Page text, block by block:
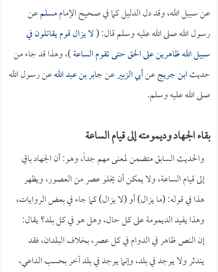
عن سبيل الله، وقد دل الدليل كما في صحيح الإماممسلمعن
رسول الله صلى الله عليه وسلم قال: (لا يزال قوم يقاتلون في
سبيل الله ظاهرين على الحق حتى تقوم الساعة)، وهذا قد جاء من
حديثابن جريجعنأبي الزبيرعنجابر بن عبد اللهعن رسول الله
صلى الله عليه وسلم.
بقاء الجهاد وديمومته إلى قيام الساعة
والحديث السابق متضمن لمعنى مهم جداً، وهو: أن الجهاد باقٍ
إلى قيام الساعة، ولا يمكن أن يخلو عصر من العصور، ويظهر
هذا في قوله: (ما يزال) أو (لا يزال) كما جاء في بعض الروايات،
وهذا يفيد الديمومة على كل حال، وهل هو في كل بلد؟ يقال:
إن النص ظاهر في الدوام في كل عصر، بخلاف البلدان، فقد
يندثر ولا يوجد في بلد، وإنما يوجد في بلد آخر بحسب الداعي،